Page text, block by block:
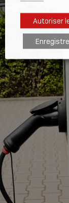
Autoriser